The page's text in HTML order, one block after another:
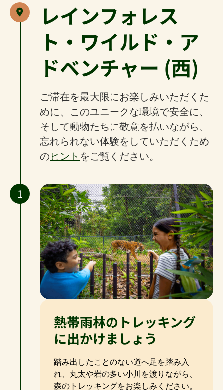
レインフォレス
ト・ワイルド・ア
ドベンチャー (西)
ご滞在を最大限にお楽しみいただくた
めに、このユニークな環境で安全に、
そして動物たちに敬意を払いながら、
忘れられない体験をしていただくため
のヒント をご覧ください。
1
熱帯雨林のトレッキング
に出かけましょう
踏み出したことのない道へ足を踏み入
れ、丸太や岩の多い小川を渡りながら、
森のトレッキングをお楽しみください。